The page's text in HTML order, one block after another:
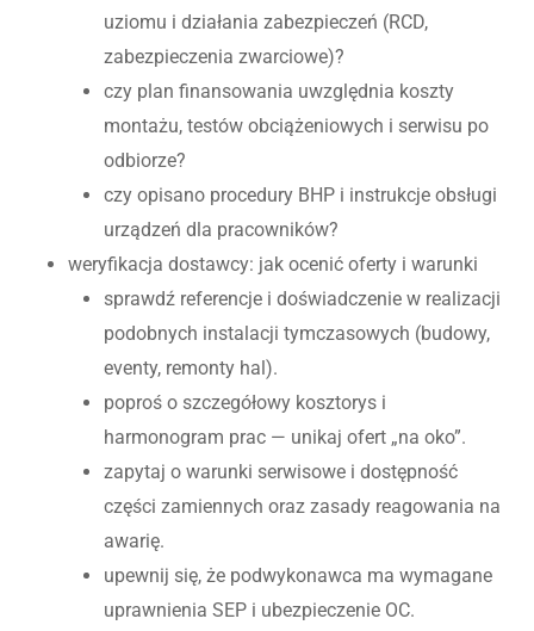
uziomu i działania zabezpieczeń (RCD,
zabezpieczenia zwarciowe)?
czy plan finansowania uwzględnia koszty
montażu, testów obciążeniowych i serwisu po
odbiorze?
czy opisano procedury BHP i instrukcje obsługi
urządzeń dla pracowników?
weryfikacja dostawcy: jak ocenić oferty i warunki
sprawdź referencje i doświadczenie w realizacji
podobnych instalacji tymczasowych (budowy,
eventy, remonty hal).
poproś o szczegółowy kosztorys i
harmonogram prac — unikaj ofert „na oko”.
zapytaj o warunki serwisowe i dostępność
części zamiennych oraz zasady reagowania na
awarię.
upewnij się, że podwykonawca ma wymagane
uprawnienia SEP i ubezpieczenie OC.